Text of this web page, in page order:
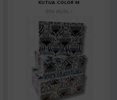
KUTIJA COLOR M
Šifra: 35250_1